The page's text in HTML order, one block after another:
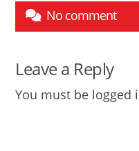
No comment
Leave a Reply
You must be logged